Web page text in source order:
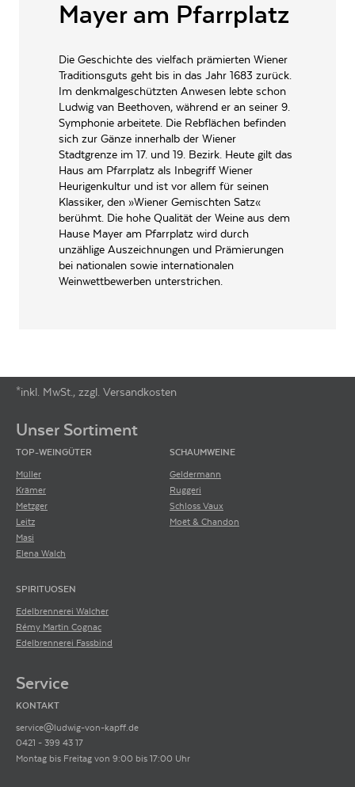
ALLERGENE / INHALTSSTOFFE Gluten, Sulfite
INHALT (LITER) 0.75 l
PRODUZENT / ABFÜLLER / HERSTELLER
Mayer am Pfarrplatz,
Kuchelauer Hafenstrasse 175
9003979016790
ARTIKELNUMMER 192031
Mayer am Pfarrplatz
Die Geschichte des vielfach prämierten Wiener
Traditionsguts geht bis in das Jahr 1683 zurück.
Im denkmalgeschützten Anwesen lebte schon
Ludwig van Beethoven, während er an seiner 9.
Symphonie arbeitete. Die Rebflächen befinden
sich zur Gänze innerhalb der Wiener
Stadtgrenze im 17. und 19. Bezirk. Heute gilt das
Haus am Pfarrplatz als Inbegriff Wiener
Heurigenkultur und ist vor allem für seinen
Klassiker, den »Wiener Gemischten Satz«
berühmt. Die hohe Qualität der Weine aus dem
Hause Mayer am Pfarrplatz wird durch
unzählige Auszeichnungen und Prämierungen
bei nationalen sowie internationalen
Weinwettbewerben unterstrichen.
*inkl. MwSt., zzgl. Versandkosten
Unser Sortiment
TOP-WEINGÜTER
Müller
Krämer
Metzger
Leitz
Masi
Elena Walch
SCHAUMWEINE
Geldermann
Ruggeri
Schloss Vaux
Moët & Chandon
SPIRITUOSEN
Edelbrennerei Walcher
Rémy Martin Cognac
Edelbrennerei Fassbind
Service
KONTAKT
service@ludwig-von-kapff.de
0421 - 399 43 17
Montag bis Freitag von 9:00 bis 17:00 Uhr